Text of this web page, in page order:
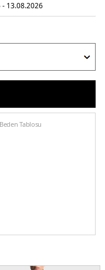
- 13.08.2026
Beden Tablosu